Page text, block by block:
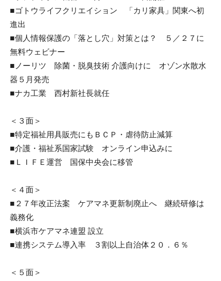
■ゴトウライフクリエイション 「カリ家具」関東へ初
進出
■個人情報保護の「落とし穴」対策とは？ ５／２７に
無料ウェビナー
■ノーリツ 除菌・脱臭技術 介護向けに オゾン水散水
器５月発売
■ナカ工業 西村新社長就任
＜３面＞
■特定福祉用具販売にもＢＣＰ・虐待防止減算
■介護・福祉系国家試験 オンライン申込みに
■ＬＩＦＥ運営 国保中央会に移管
＜４面＞
■２７年改正法案 ケアマネ更新制廃止へ 継続研修は
義務化
■横浜市ケアマネ連盟 設立
■連携システム導入率 ３割以上自治体２０．６％
＜５面＞